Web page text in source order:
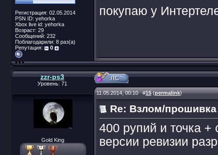
Регистрация: 02.05.2014
PSN ID: yehorka
Xbox live id: yehorka
Возраст: 29
Сообщений: 232
Поблагодарили: 8 раз(а)
Репутация:
0
покупаю у
zzr-ps3
Уровень: 71
Gold King
11.05.2014, 00:10#15(permalink)
Re: Взлом/прошивка
400 рупий и точка +
версии ревизии